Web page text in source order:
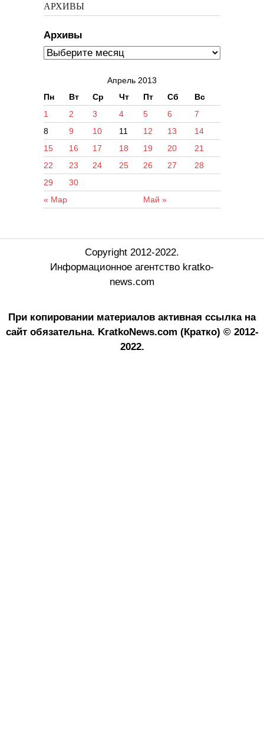
АРХИВЫ
Архивы
Апрель 2013
Пн
Вт Ср Чт Пт Сб Вс
« Мар Май »
1 2 3 4 5 6
7
8
9 10 11 12 13
14
15
16 17 18 19 20
21
22
23 24 25 26 27
28
29
30
Copyright 2012-2022.
Информационное агентство kratko-
news.com
При копировании материалов активная ссылка на
сайт обязательна. KratkoNews.com (Кратко) © 2012-
2022.